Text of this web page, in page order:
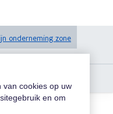
onderneming zone
van cookies op uw
en om